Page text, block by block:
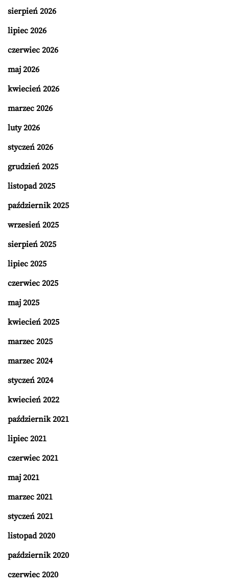
sierpień 2026
lipiec 2026
czerwiec 2026
maj 2026
kwiecień 2026
marzec 2026
luty 2026
styczeń 2026
grudzień 2025
listopad 2025
październik 2025
wrzesień 2025
sierpień 2025
lipiec 2025
czerwiec 2025
maj 2025
kwiecień 2025
marzec 2025
marzec 2024
styczeń 2024
kwiecień 2022
październik 2021
lipiec 2021
czerwiec 2021
maj 2021
marzec 2021
styczeń 2021
listopad 2020
październik 2020
czerwiec 2020